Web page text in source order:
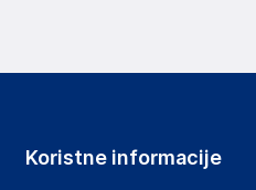
Koristne informacije